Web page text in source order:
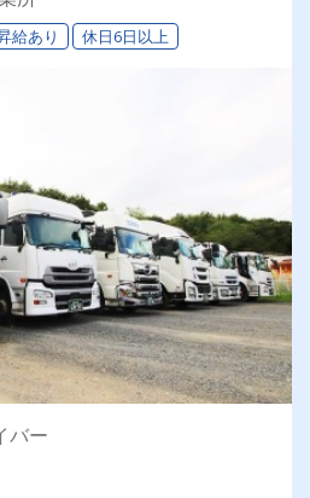
給あり 休日6日以上
バー